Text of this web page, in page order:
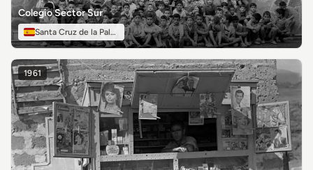
Colegio Sector Sur
Santa Cruz de la Palma
1961